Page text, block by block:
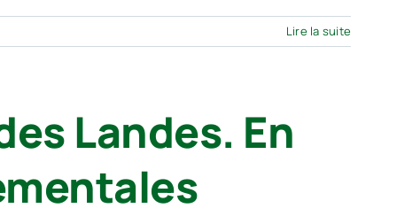
Lire la suite
Landes. En